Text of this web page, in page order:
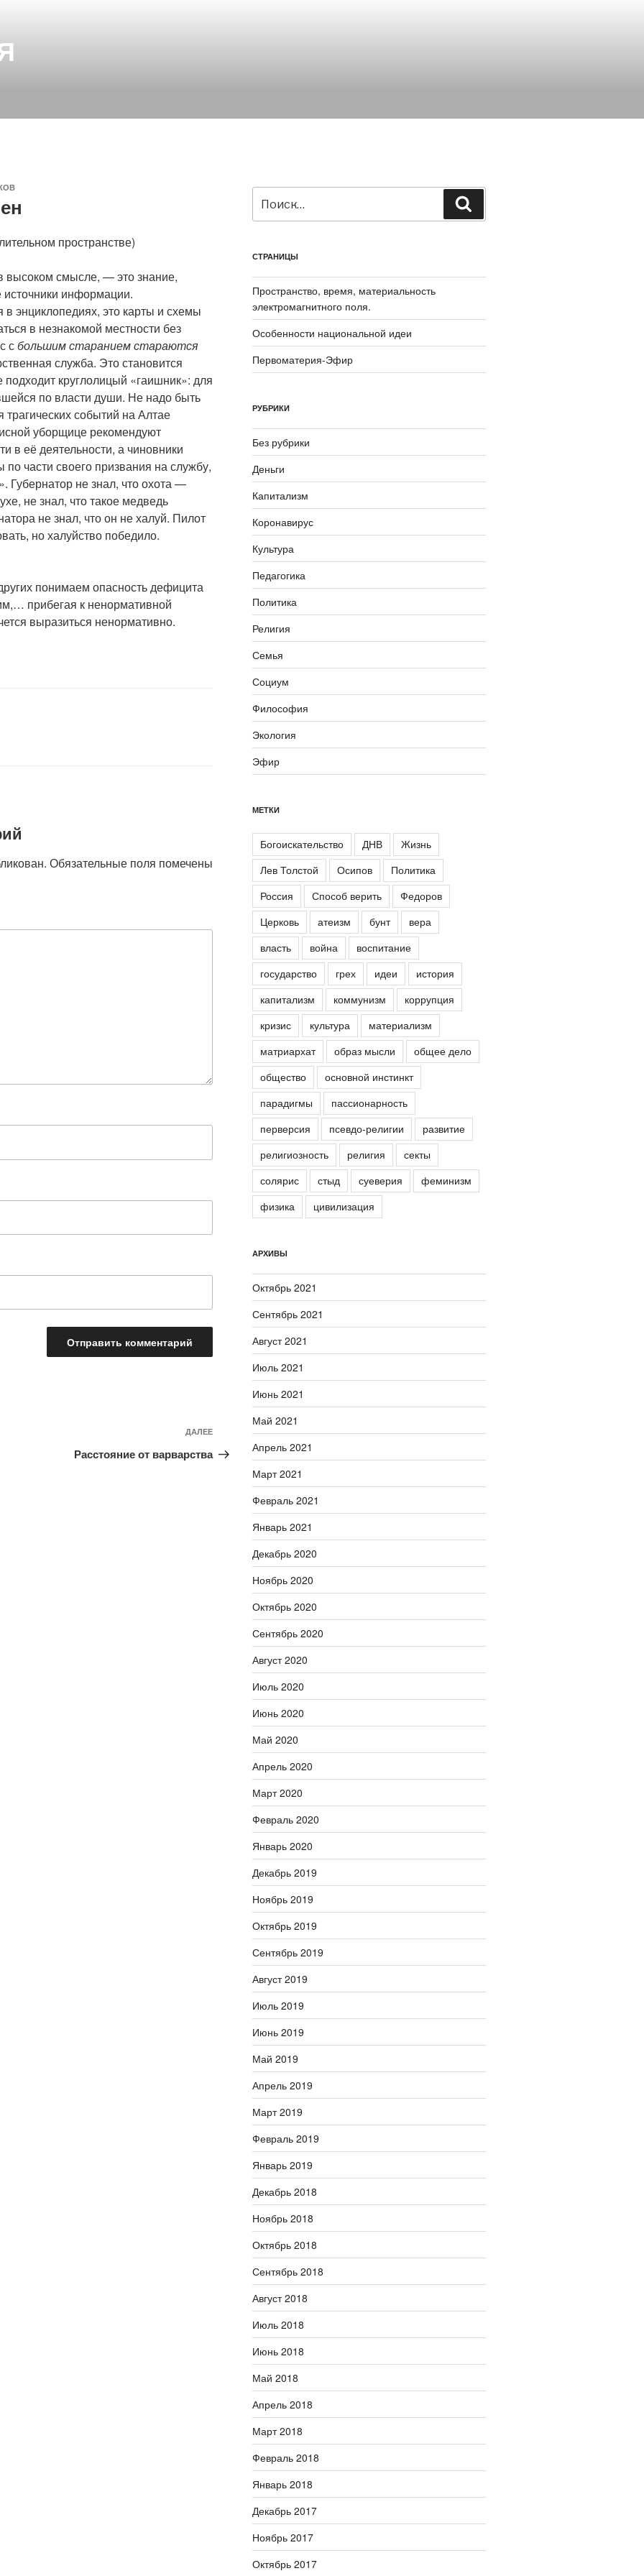
пространстве)
высоком смысле, — это знание,
информации.
энциклопедиях, это карты и схемы
в незнакомой местности без
сбольшим старанием стараются
служба. Это становится
подходит круглолицый «гаишник»: для
по власти души. Не надо быть
событий на Алтае
уборщице рекомендуют
в её деятельности, а чиновники
части своего призвания на службу,
Губернатор не знал, что охота —
не знал, что такое медведь
не знал, что он не халуй. Пилот
но халуйство победило.
понимаем опасность дефицита
прибегая к ненормативной
выразиться ненормативно.
Обязательные поля помечены
Следующая
запись
ДАЛЕЕ
Расстояние от варварства
СТРАНИЦЫ
Пространство, время, материальность
электромагнитного поля.
Особенности национальной идеи
Первоматерия-Эфир
РУБРИКИ
Без рубрики
Деньги
Капитализм
Коронавирус
Культура
Педагогика
Политика
Религия
Семья
Социум
Философия
Экология
Эфир
МЕТКИ
Богоискательство ДНВ
Жизнь
Лев Толстой
Осипов
Политика
Россия
Способ верить
Федоров
Церковь
атеизм бунт
вера
власть
война
воспитание
государство
грех идеи
история
капитализм
коммунизм
коррупция
кризис
культура
материализм
матриархат
образ мысли
общее дело
общество
основной инстинкт
парадигмы
пассионарность
перверсия
псевдо-религии
развитие
религиозность
религия
секты
солярис
стыд суеверия
феминизм
физика
цивилизация
АРХИВЫ
Октябрь 2021
Сентябрь 2021
Август 2021
Июль 2021
Июнь 2021
Май 2021
Апрель 2021
Март 2021
Февраль 2021
Январь 2021
Декабрь 2020
Ноябрь 2020
Октябрь 2020
Сентябрь 2020
Август 2020
Июль 2020
Июнь 2020
Май 2020
Апрель 2020
Март 2020
Февраль 2020
Январь 2020
Декабрь 2019
Ноябрь 2019
Октябрь 2019
Сентябрь 2019
Август 2019
Июль 2019
Июнь 2019
Май 2019
Апрель 2019
Март 2019
Февраль 2019
Январь 2019
Декабрь 2018
Ноябрь 2018
Октябрь 2018
Сентябрь 2018
Август 2018
Июль 2018
Июнь 2018
Май 2018
Апрель 2018
Март 2018
Февраль 2018
Январь 2018
Декабрь 2017
Ноябрь 2017
Октябрь 2017